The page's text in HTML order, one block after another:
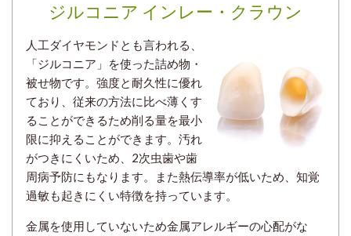
ジルコニア インレー・クラウン
人工ダイヤモンドとも言われる、
「ジルコニア」を使った詰め物・
被せ物です。強度と耐久性に優れ
ており、従来の方法に比べ薄くす
ることができるため削る量を最小
限に抑えることができます。汚れ
がつきにくいため、2次虫歯や歯
周病予防にもなります。また熱伝導率が低いため、知覚
過敏も起きにくい特徴を持っています。
金属を使用していないため金属アレルギーの心配がな